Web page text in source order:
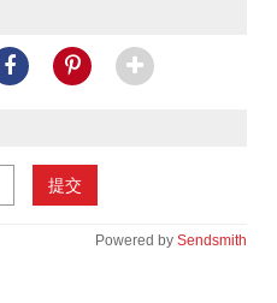
提交
Powered by Sendsmith